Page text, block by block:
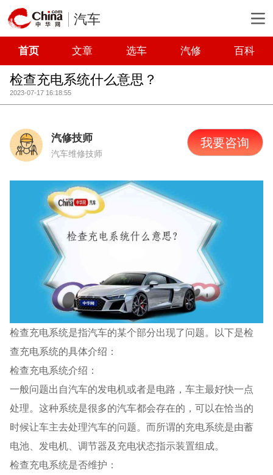
汽车
首页 文章 选车 汽修 百科
检查充电系统什么意思？
2023-07-17 16:18:55
汽修技师
汽车维修技师
我要咨询
检查充电系统是指汽车的某个部分出现了问题。以下是检
查充电系统的具体介绍：
检查充电系统介绍：
一般问题出自汽车的发电机或者是电路，车主最好快一点
处理。这种系统是很多的汽车都会存在的，可以在恰当的
时候让车主去处理汽车的问题。而所谓的充电系统是由蓄
电池、发电机、调节器及充电状态指示装置组成。
检查充电系统是否维护：